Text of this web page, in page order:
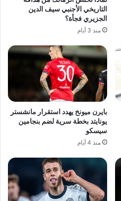
التاريخي الأجنبي سيف الدين
الجزيري فجأة؟
منذ 3 أيام
بايرن ميونخ يهدد استقرار مانشستر
يونايتد بخطة سرية لضم بنجامين
سيسكو
منذ 4 أيام